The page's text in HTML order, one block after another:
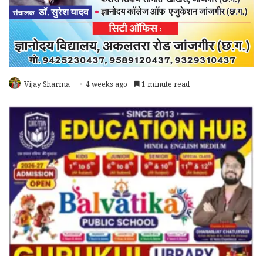
Vijay Sharma 4 weeks ago 1 minute read